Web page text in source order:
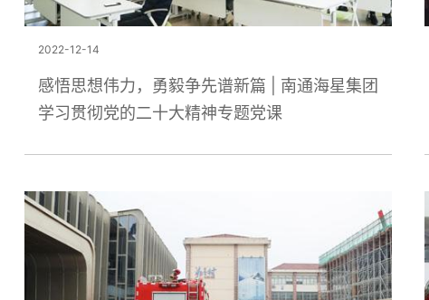
2022-12-14
感悟思想伟力，勇毅争先谱新篇 | 南通海星集团
学习贯彻党的二十大精神专题党课